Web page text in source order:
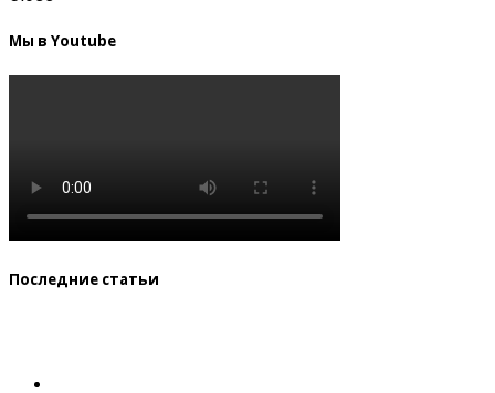
Мы в Youtube
Последние статьи